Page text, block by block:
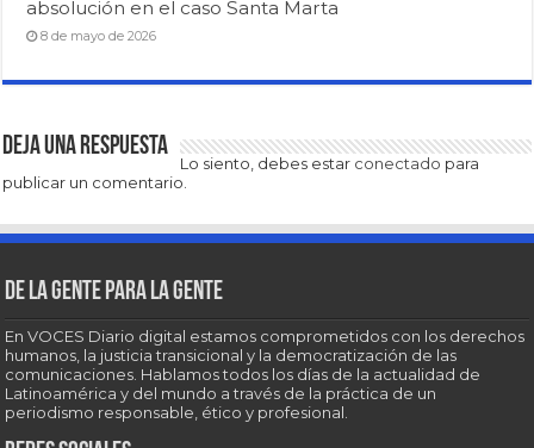
absolución en el caso Santa Marta
8 de mayo de 2026
Deja una respuesta
Lo siento, debes estar conectado para
publicar un comentario.
De la gente para la gente
En VOCES Diario digital estamos comprometidos con los derechos
humanos, la justicia transicional y la democratización de las
comunicaciones. Hablamos todos los días de la actualidad de
Latinoamérica y del mundo a través de la práctica de un
periodismo responsable, ético y profesional.